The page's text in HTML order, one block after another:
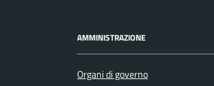
AMMINISTRAZIONE
Organi di governo